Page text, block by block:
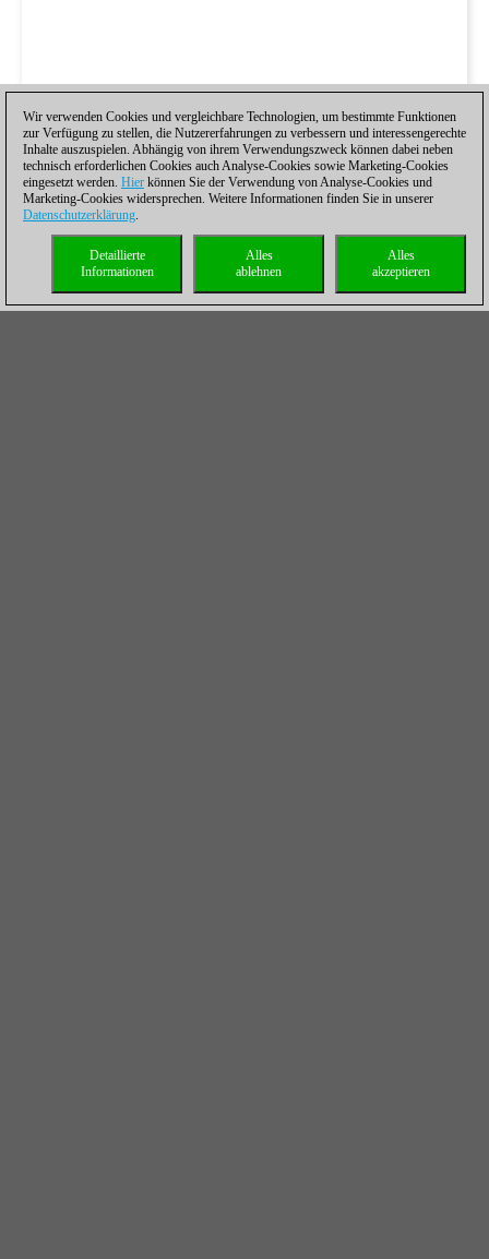
Wir verwenden Cookies und vergleichbare Technologien, um bestimmte Funktionen
zur Verfügung zu stellen, die Nutzererfahrungen zu verbessern und interessengerechte
Inhalte auszuspielen. Abhängig von ihrem Verwendungszweck können dabei neben
technisch erforderlichen Cookies auch Analyse-Cookies sowie Marketing-Cookies
eingesetzt werden. Hier können Sie der Verwendung von Analyse-Cookies und
Marketing-Cookies widersprechen. Weitere Informationen finden Sie in unserer
Datenschutzerklärung.
Alles
akzeptieren
Alles
ablehnen
Detaillierte
Informationen